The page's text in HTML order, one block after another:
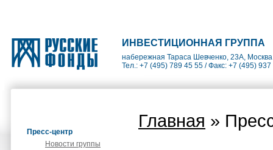
ИНВЕСТИЦИОННАЯ ГРУППА
набережная Тараса Шевченко, 23А,
Тел.: +7 (495) 789 45 55 / Факс: +7 (495)
Пресс-центр
Новости группы
Главная »